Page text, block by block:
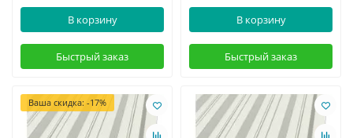
В корзину
Быстрый заказ
В корзину
Быстрый заказ
Ваша скидка: -17%